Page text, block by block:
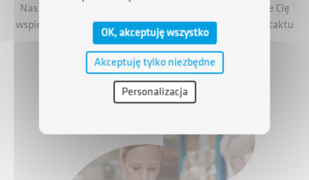
Nasz ekspert z Centrum Obsługi Przedsiębiorców będzie Cię
wspierał na każdym etapie procesu – od pierwszego kontaktu
aż po wypłatę środków.
OK, akceptuję wszystko
Akceptuję tylko niezbędne
Personalizacja